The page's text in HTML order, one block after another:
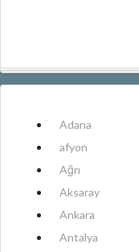
Adana
afyon
Ağrı
Aksaray
Ankara
Antalya